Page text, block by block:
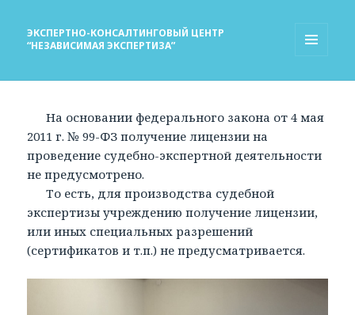
ЭКСПЕРТНО-КОНСАЛТИНГОВЫЙ ЦЕНТР
“НЕЗАВИСИМАЯ ЭКСПЕРТИЗА”
На основании федерального закона от 4 мая
2011 г. № 99-ФЗ получение лицензии на
проведение судебно-экспертной деятельности
не предусмотрено.
То есть, для производства судебной
экспертизы учреждению получение лицензии,
или иных специальных разрешений
(сертификатов и т.п.) не предусматривается.